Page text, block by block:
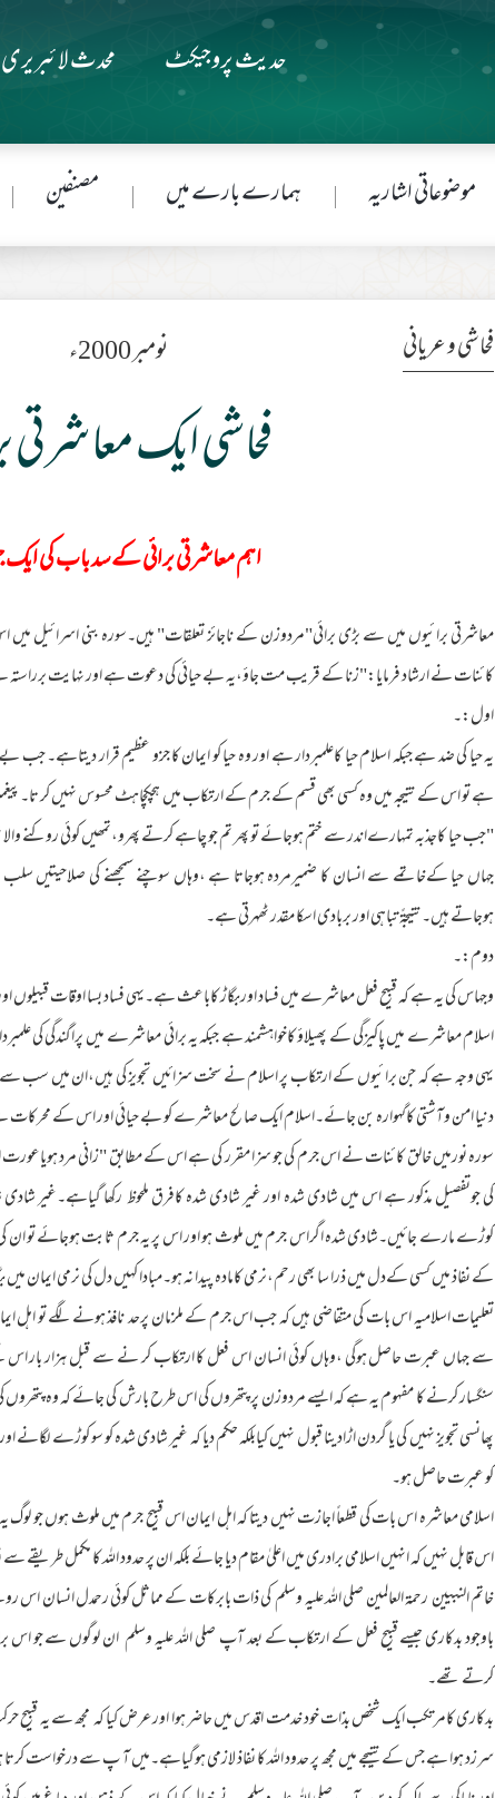
حدیث پروجیکٹ محدث لائبریری
موضوعاتی اشاریہ ہمارے بارے میں مصنفین
فحاشی و عریانی نومبر 2000ء
فحاشی ایک معاشرتی
اہم معاشرتی برائی کے سد باب کی
معاشرتی برائیوں میں سے بڑی برائی"مردوزن کے ناجائز تعلقات" ہیں۔سورہ بنی اسرائیل
کائنات نے ارشاد فرمایا:"زنا کے قریب مت جاؤ،یہ بے حیائی کی دعوت ہے اور نہایت
اول:۔
یہ حیا کی ضد ہے جبکہ اسلام حیا کاعلمبردار ہے اور وہ حیا کو ایمان کا جزو عظیم قرار دیتاہے۔ جب
ہے تو اس کے نتیجہ میں وہ کسی بھی قسم کے جرم کے ارتکاب میں ہچکچاہٹ محسوس نہیں کر
"جب حیا کاجذبہ تمہارےاندر سے ختم ہوجائے تو پھر تم جو چاہے کرتے پھرو،تمھیں کوئی روکنے
جہاں حیا کےخاتمے سے انسان کا ضمیرمردہ ہوجاتا ہے ،وہاں سوچنے سمجھنے کی صلاحیتیں
ہوجاتے ہیں۔نتیجۃً تباہی اور بربادی اسکا مقدر ٹھہرتی ہے۔
دوم:۔
وجہاس کی یہ ہے کہ قبیح فعل معاشرے میں فساد اوربگاڑ کاباعث ہے۔یہی فساد بسا اوقات قبیلوں
اسلام معاشرے میں پاکیزگی کے پھیلاؤ کاخواہشمند ہے جبکہ یہ برائی معاشرے میں پراگندگی کی
یہی وجہ ہے کہ جن برائیوں کے ارتکاب پر اسلام نے سخت سزائیں تجویز کی ہیں،ان میں سب سے
دنیا امن وآشتی کاگہوارہ بن جائے۔اسلام ایک صالح معاشرے کو بے حیائی اور اس کے محرکات
سورہ نورمیں خالق کائنات نے اس جرم کی جو سزا مقرر کی ہے اس کے مطابق "زانی مرد
کی جوتفصیل مذکور ہے اس میں شادی شدہ اور غیر شادی شدہ کافرق ملحوظ رکھا گیاہے۔غیر شادی
کوڑے مارے جائیں۔شادی شدہ اگراس جرم میں ملوث ہو اور اس پر یہ جرم ثابت ہوجائے تو ان
کے نفاذ میں کسی کےدل میں ذرا سا بھی رحم،نرمی کامادہ پیدا نہ ہو۔مبادا کہیں دل کی نرمی ایمان
تعلیمات اسلامیہ اس بات کی متقاضی ہیں کہ جب اس جرم کے ملزمان پرحد نافذ ہونے لگے تو اہل
سے جہاں عبرت حاصل ہوگی ،وہاں کوئی انسان اس فعل کا ارتکاب کر نے سے قبل ہزار بار
سنگسار کرنے کا مفہوم یہ ہے کہ ایسے مردوزن پر پتھروں کی اس طرح بارش کی جائے کہ وہ
پھانسی تجویز نہیں کی یا گردن اڑادینا قبول نہیں کیابلکہ حکم دیا کہ غیر شادی شدہ کو سو کوڑے لگانے
کو عبرت حاصل ہو۔
اسلامی معاشرہ اس بات کی قطعاً اجازت نہیں دیتا کہ اہل ایمان اس قبیح جرم میں ملوث ہوں جو
اس قابل نہیں کہ انہیں اسلامی برادری میں اعلیٰ مقام دیا جائے بلکہ ان پر حدود اللہ کا مکمل طریقے
خاتم النبیین رحمۃ العالمین صلی اللہ علیہ وسلم کی ذات بابرکات کے مماثل کوئی رحمدل انسان اس
باوجود بدکاری جیسے قبیح فعل کے ارتکاب کے بعد آپ صلی اللہ علیہ وسلم ان لوگوں سے جو
کرتے تھے۔
بدکاری کامرتکب ایک شخص بذات خود خدمت اقدس میں حاضر ہوا اور عرض کیا کہ مجھ سے یہ قبیح
سرزد ہوا ہے جس کے نتیجے میں مجھ پر حدود اللہ کا نفاذ لازمی ہوگیاہے۔میں آ پ سے درخواست کرتا